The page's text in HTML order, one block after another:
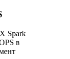
Spark
в